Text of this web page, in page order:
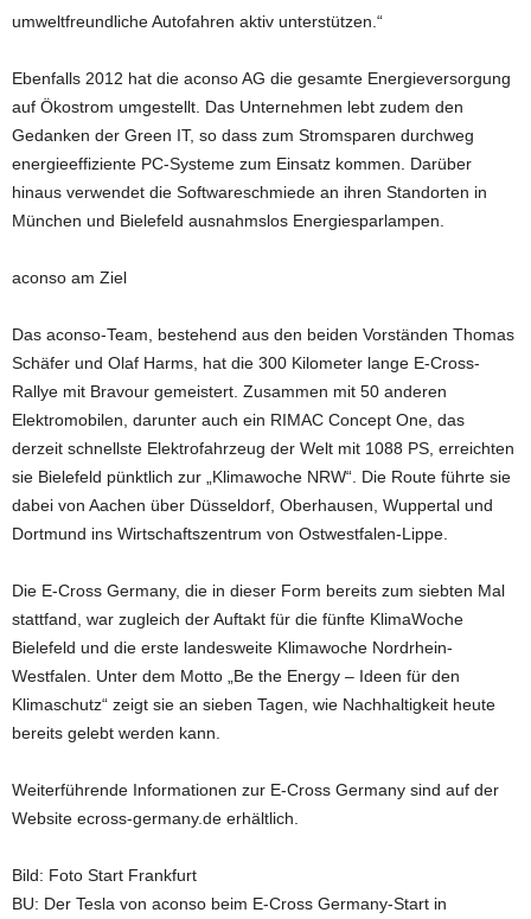
umweltfreundliche Autofahren aktiv unterstützen.“
Ebenfalls 2012 hat die aconso AG die gesamte Energieversorgung
auf Ökostrom umgestellt. Das Unternehmen lebt zudem den
Gedanken der Green IT, so dass zum Stromsparen durchweg
energieeffiziente PC-Systeme zum Einsatz kommen. Darüber
hinaus verwendet die Softwareschmiede an ihren Standorten in
München und Bielefeld ausnahmslos Energiesparlampen.
aconso am Ziel
Das aconso-Team, bestehend aus den beiden Vorständen Thomas
Schäfer und Olaf Harms, hat die 300 Kilometer lange E-Cross-
Rallye mit Bravour gemeistert. Zusammen mit 50 anderen
Elektromobilen, darunter auch ein RIMAC Concept One, das
derzeit schnellste Elektrofahrzeug der Welt mit 1088 PS, erreichten
sie Bielefeld pünktlich zur „Klimawoche NRW“. Die Route führte sie
dabei von Aachen über Düsseldorf, Oberhausen, Wuppertal und
Dortmund ins Wirtschaftszentrum von Ostwestfalen-Lippe.
Die E-Cross Germany, die in dieser Form bereits zum siebten Mal
stattfand, war zugleich der Auftakt für die fünfte KlimaWoche
Bielefeld und die erste landesweite Klimawoche Nordrhein-
Westfalen. Unter dem Motto „Be the Energy – Ideen für den
Klimaschutz“ zeigt sie an sieben Tagen, wie Nachhaltigkeit heute
bereits gelebt werden kann.
Weiterführende Informationen zur E-Cross Germany sind auf der
Website ecross-germany.de erhältlich.
Bild: Foto Start Frankfurt
BU: Der Tesla von aconso beim E-Cross Germany-Start in